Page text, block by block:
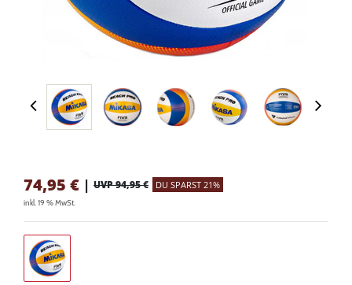
74,95 € | UVP 94,95 € DU SPARST 21%
inkl. 19 % MwSt.